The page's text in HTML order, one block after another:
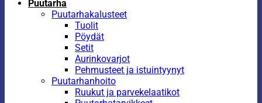
Puutarha
Puutarhakalusteet
Tuolit
Pöydät
Setit
Aurinkovarjot
Pehmusteet ja istuintyynyt
Puutarhanhoito
Ruukut ja parvekelaatikot